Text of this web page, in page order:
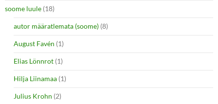
soome luule (18)
autor määratlemata (soome) (8)
August Favén (1)
Elias Lönnrot (1)
Hilja Liinamaa (1)
Julius Krohn (2)